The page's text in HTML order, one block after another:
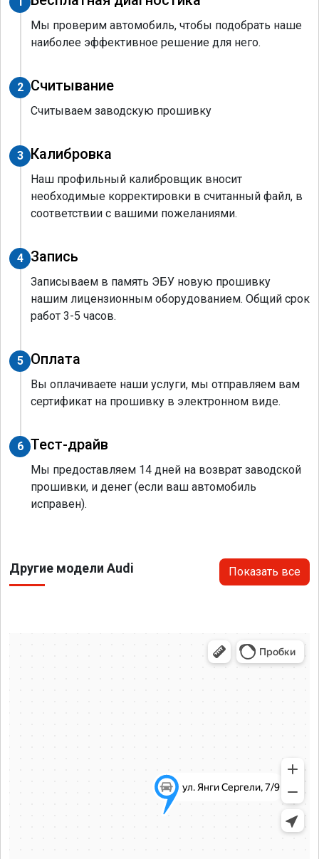
Мы проверим автомобиль, чтобы подобрать наше
наиболее эффективное решение для него.
2 Считывание
Считываем заводскую прошивку
3 Калибровка
Наш профильный калибровщик вносит
необходимые корректировки в считанный файл, в
соответствии с вашими пожеланиями.
4 Запись
Записываем в память ЭБУ новую прошивку
нашим лицензионным оборудованием. Общий срок
работ 3-5 часов.
5 Оплата
Вы оплачиваете наши услуги, мы отправляем вам
сертификат на прошивку в электронном виде.
6 Тест-драйв
Мы предоставляем 14 дней на возврат заводской
прошивки, и денег (если ваш автомобиль
исправен).
Другие модели Audi Показать все